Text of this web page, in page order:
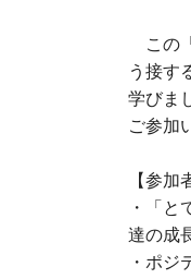
この
う接す
学びま
ご参加
【参加
・「
達の成
・ポジ